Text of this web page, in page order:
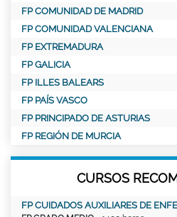
FP COMUNIDAD DE MADRID
FP COMUNIDAD VALENCIANA
FP EXTREMADURA
FP GALICIA
FP ILLES BALEARS
FP PAÍS VASCO
FP PRINCIPADO DE ASTURIAS
FP REGIÓN DE MURCIA
CURSOS
FP CUIDADOS AUXILIARES DE